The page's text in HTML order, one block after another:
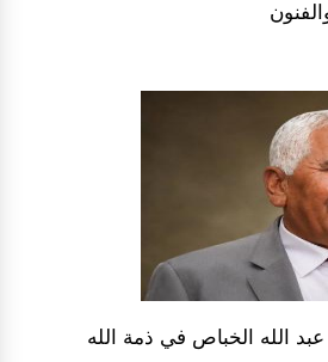
عبد الله الخباص في ذمة الله